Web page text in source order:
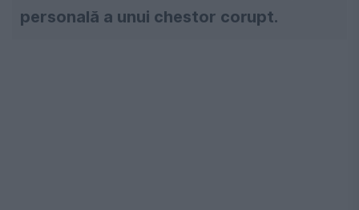
personală a unui chestor corupt.